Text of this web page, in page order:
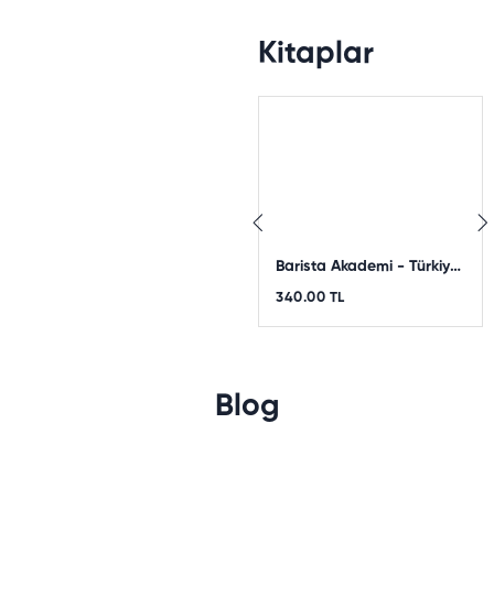
Kitaplar
Barista Akademi - Türkiye'nin En Kapsamlı Barista Eğitim Kitabı
340.00 TL
Blog